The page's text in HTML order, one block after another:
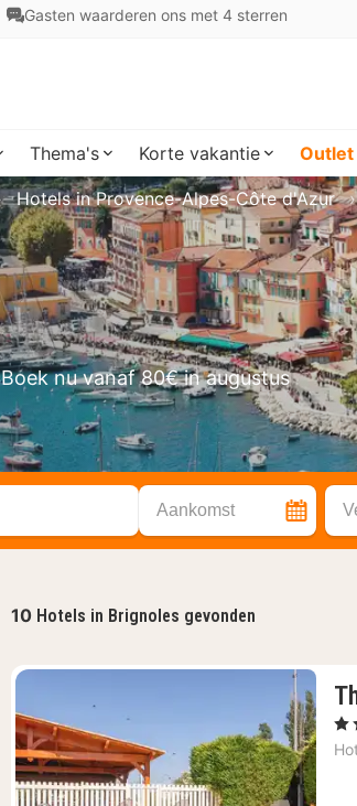
Gasten waarderen ons met 4 sterren
Thema's Korte vakantie Outlet
Boek nu vanaf 80€ in augustus
Hotels in Provence-Alpes-Côte d'Azur
Aankomst
10 Hotels in Brignoles gevonden
, 3